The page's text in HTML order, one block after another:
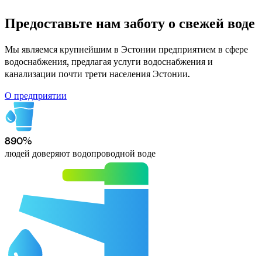
Предоставьте нам заботу о свежей воде
Мы являемся крупнейшим в Эстонии предприятием в сфере
водоснабжения, предлагая услуги водоснабжения и
канализации почти трети населения Эстонии.
О предприятии
890%
людей доверяют водопроводной воде